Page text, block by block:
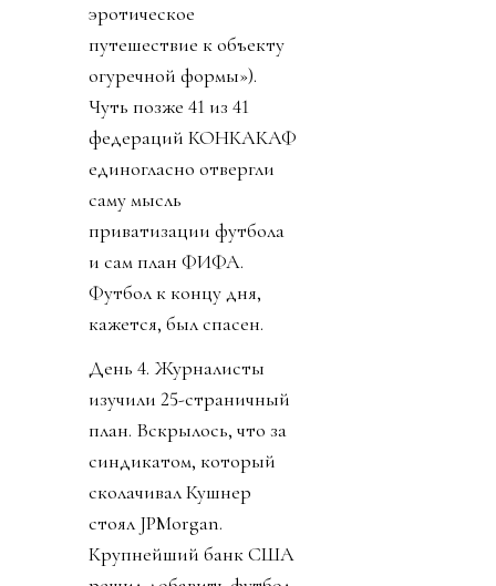
эротическое
путешествие к объекту
огуречной формы»).
Чуть позже 41 из 41
федераций КОНКАКАФ
единогласно отвергли
саму мысль
приватизации футбола
и сам план ФИФА.
Футбол к концу дня,
кажется, был спасен.
День 4. Журналисты
изучили 25-страничный
план. Вскрылось, что за
синдикатом, который
сколачивал Кушнер
стоял JPMorgan.
Крупнейший банк США